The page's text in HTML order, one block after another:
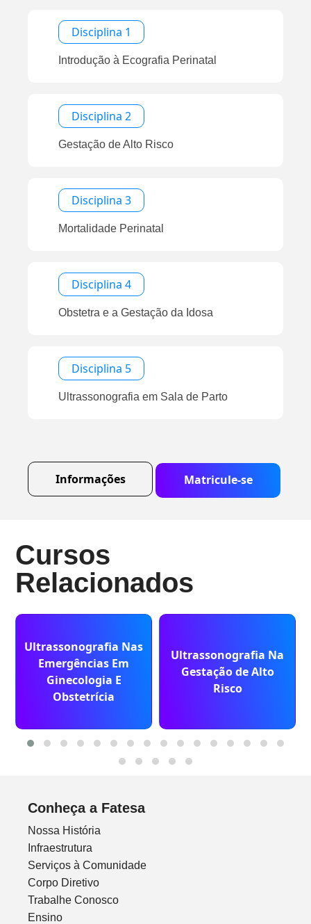
Disciplina 1
Introdução à Ecografia Perinatal
Disciplina 2
Gestação de Alto Risco
Disciplina 3
Mortalidade Perinatal
Disciplina 4
Obstetra e a Gestação da Idosa
Disciplina 5
Ultrassonografia em Sala de Parto
Informações Matricule-se
Cursos
Relacionados
Ultrassonografia Nas
Emergências Em
Ginecologia E
Obstetrícia
Ultrassonografia Na
Gestação de Alto
Risco
Conheça a Fatesa
Nossa História
Infraestrutura
Serviços à Comunidade
Corpo Diretivo
Trabalhe Conosco
Ensino